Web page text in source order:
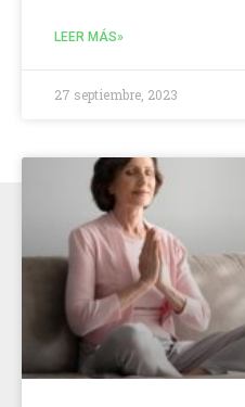
LEER MÁS»
27 septiembre, 2023